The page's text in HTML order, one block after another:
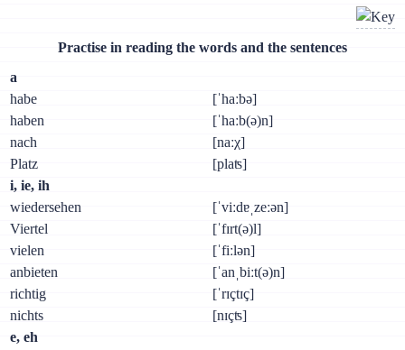
Practise in reading the words and the sentences
а
habe
[ˈhaːbə]
haben
[ˈhaːb(ə)n]
nach
[naːχ]
Platz
[plaʦ]
i, ie, ih
wiedersehen
[ˈviːdɐˌzeːən]
Viertel
[ˈfɪrt(ə)l]
vielen
[ˈfiːlən]
anbieten
[ˈanˌbiːt(ə)n]
richtig
[ˈrɪçtɪç]
nichts
[nɪçʦ]
e, eh